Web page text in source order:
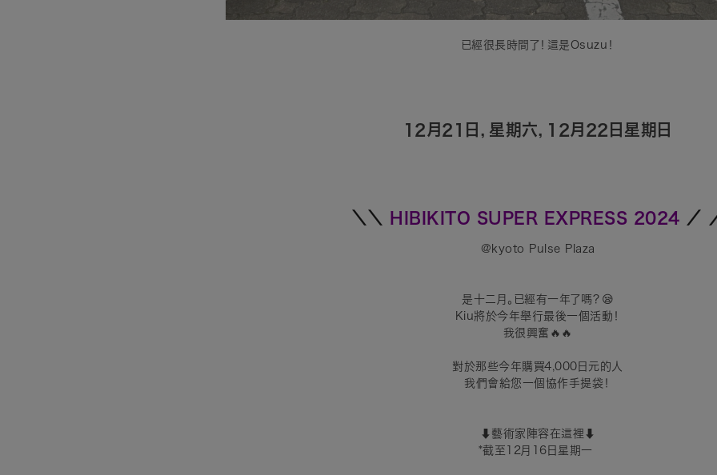
已經很長時間了！這是Osuzu！
12月21日，星期六，12月22日星期日
＼＼ HIBIKITO SUPER EXPRESS 2024 ／
@kyoto Pulse Plaza
是十二月。已經有一年了嗎？😪
Kiu將於今年舉行最後一個活動！
我很興奮🔥🔥
對於那些今年購買4,000日元的人
我們會給您一個協作手提袋！
⬇︎藝術家陣容在這裡⬇︎
*截至12月16日星期一